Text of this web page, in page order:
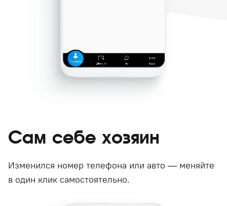
Сам себе хозяин
Изменился номер телефона или авто — меняйте
в один клик самостоятельно.